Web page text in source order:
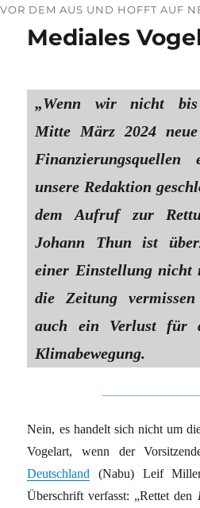
VOR DEM AUS UND HOFFT AUF
Mediales
„Wenn wir nicht bis
Mitte März 2024 neue
Finanzierungsquellen
unsere Redaktion
dem Aufruf zur
Johann Thun ist
einer Einstellung nicht
die Zeitung
auch ein Verlust für
Klimabewegung.
Nein, es handelt sich nicht um
Vogelart, wenn der
Deutschland (Nabu) Leif
Überschrift verfasst: „Rettet den